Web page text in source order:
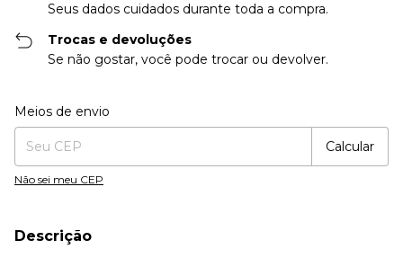
Seus dados cuidados durante toda a compra.
Trocas e devoluções
Se não gostar, você pode trocar ou devolver.
Entregas para o CEP:
Meios de envio
Calcular
Não sei meu CEP
Descrição